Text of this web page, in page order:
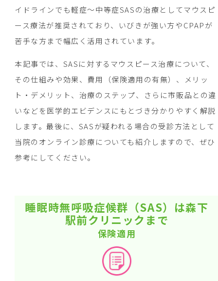
イドラインでも軽症～中等症SASの治療としてマウスピ
ース療法が推奨されており、いびきが強い方やCPAPが
苦手な方まで幅広く活用されています。
本記事では、SASに対するマウスピース治療について、
その仕組みや効果、費用（保険適用の有無）、メリッ
ト・デメリット、治療のステップ、さらに市販品との違
いなどを医学的エビデンスにもとづき分かりやすく解説
します。最後に、SASが疑われる場合の受診方法として
当院のオンライン診療についても紹介しますので、ぜひ
参考にしてください。
睡眠時無呼吸症候群（SAS）は森下
駅前クリニックまで
保険適用